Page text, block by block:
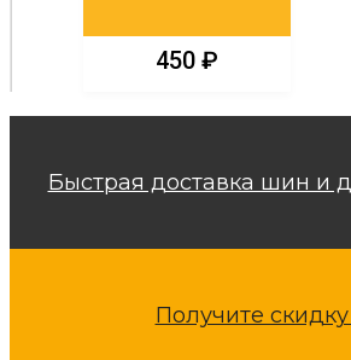
450 ₽
Быстрая доставка шин и
Получите скидку